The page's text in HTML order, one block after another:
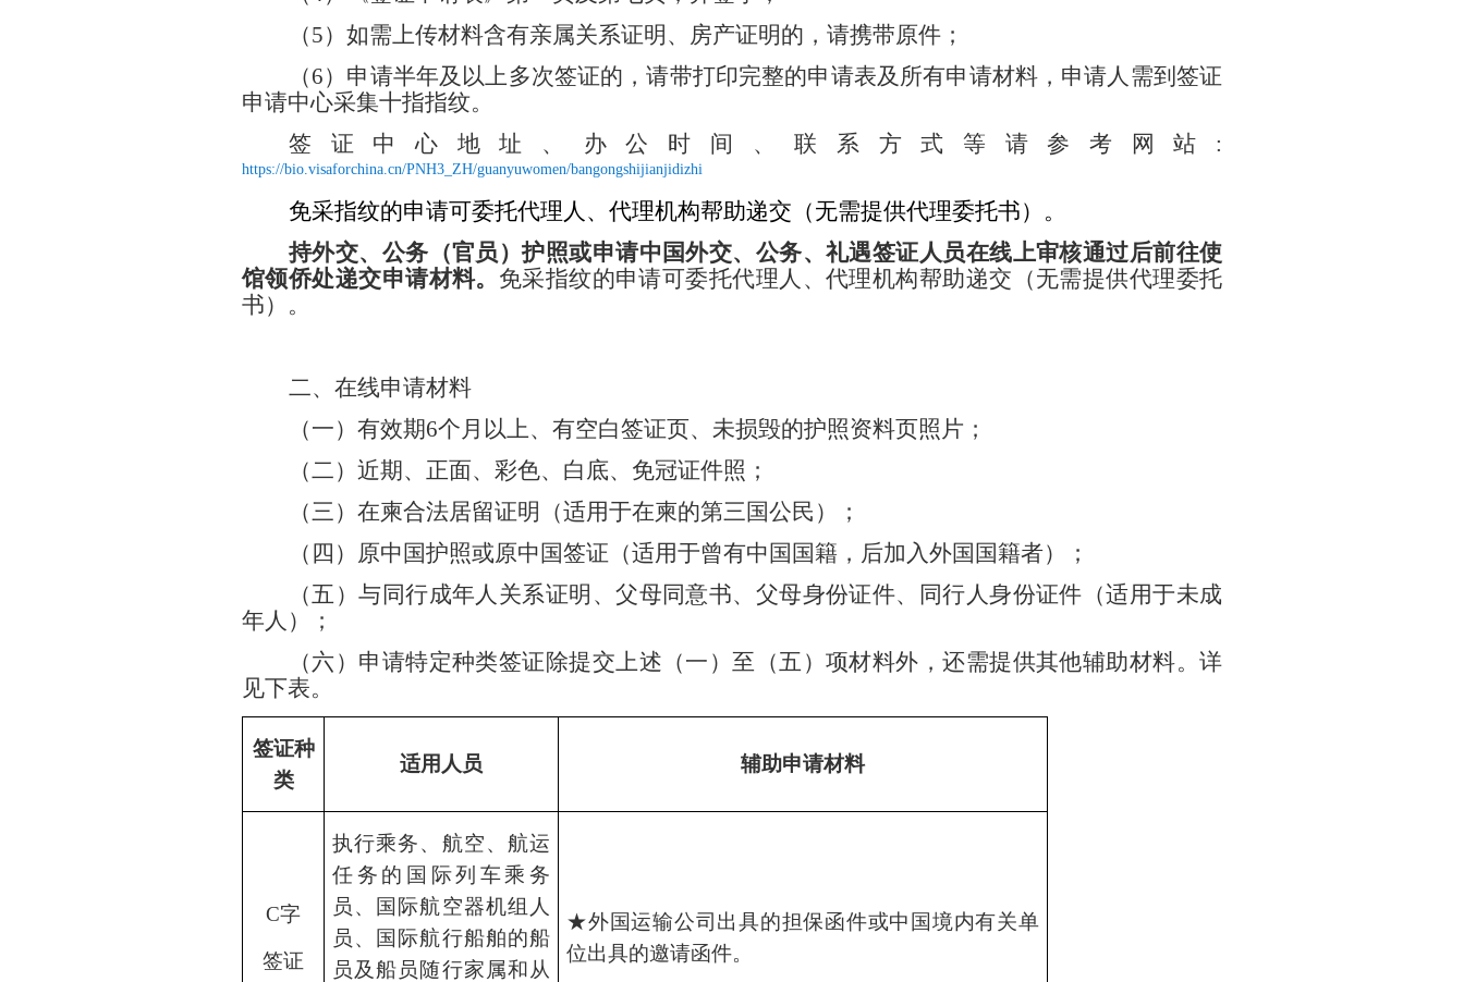
（5）如需上传材料含有亲属关系证明、房产证明的，请携带原件；
（6）申请半年及以上多次签证的，请带打印完整的申请表及所有申请材料，申请人需到签证
申请中心采集十指指纹。
签证中心地址、办公时间、联系方式等请参考网站 :
https://bio.visaforchina.cn/PNH3_ZH/guanyuwomen/bangongshijianjidizhi
免采指纹的申请可委托代理人、代理机构帮助递交（无需提供代理委托书）。
持外交、公务（官员）护照或申请中国外交、公务、礼遇签证人员在线上审核通过后前往使
馆领侨处递交申请材料。 免采指纹的申请可委托代理人、代理机构帮助递交（无需提供代理委托
书）。
二、 在线申请材料
（一）有效期6个月以上、有空白签证页、未损毁的护照资料页照片 ；
（二）近期、正面、彩色、 白底、免冠证件照；
（三）在柬合法居留证明（适用于在柬的第三国公民）；
（ 四 ）原中国护照或原中国签证（适用于曾有中国国籍，后加入外国国籍者）
；
（五 ）与同行成年人关系证明、父母同意书、父母身份证件、同行人身份证件（适用于未成
年人）；
（六） 申请特定种类签证除提交上述（一）至（五 ）项材料外，还需提供其他辅助材料。详
见下表。
签证种
类
适用人员 辅助申请材料
C字
签证
执行乘务、航空、航运
任务的国际列车乘务
员、国际航空器机组人
员、国际航行船舶的船
员及船员随行家属和从
★外国运输公司出具的担保函件或中国境内有关单
位出具的邀请函件。